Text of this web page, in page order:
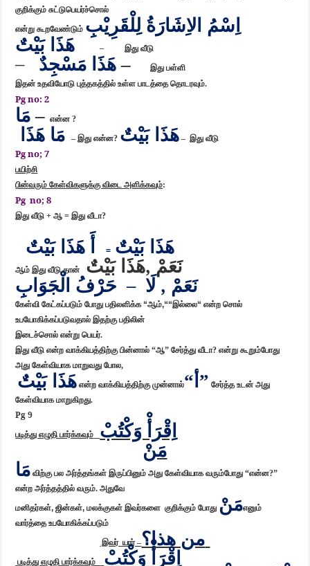
குறிக்கும் சுட்டுபெயர்ச்சொல்
என்று கூறவேண்டும் اِسْمُ الاِشَارَةُ لِلْقَرِيْبِ
هَذَا بَيْتٌ – இது வீடு
– هَذَا مَسْجِدٌ –இது பள்ளி
இதன் உதவியோடு புத்தகத்தில் உள்ள பாடத்தை தொடரவும்.
Pgno: 2
مَا –என்ன ?
مَا هَذَا – இது என்ன? هَذَا بَيْتٌ – இது வீடு
Pg no; 7
பயிற்சி
பின்வரும் கேள்விகளுக்கு விடை அளிக்கவும்:
Pg no; 8
இது வீடு + ஆ = இது வீடா?
أَ هَذَا بَيْتٌ = هَذَا بَيْتٌ
ஆம் இது வீடு தான் نَعَمْ ,هَذَا بَيْتٌ
نَعَمْ , لَا – حَرْفُ الْجَوَابِ
கேள்வி கேட்கப்படும் போது பதிலளிக்க “ஆம்“,“இல்லை“ என்ற சொல்
உபயோகிக்கப்படுவதால் இதற்கு பதிலின்
இடைச்சொல் என்று பெயர்.
இது வீடு என்ற வாக்கியத்திற்கு பின்னால் “ஆ” சேர்த்து வீடா? என்று கூறும்போது
அது கேள்வியாக மாறுவது போல,
هَذَا بَيْتٌ என்ற வாக்கியத்திற்கு முன்னால்“أ” சேர்த்த உடன் அது
கேள்வியாக மாறுகிறது.
Pg 9
படித்து எழுதி பார்க்கவும் اِقْرَأْ وَكْتُبْ
مَنْ
مَا விற்கு பல அர்த்தங்கள் இருப்பினும் அது கேள்வியாக வரும்போது “என்ன?”
என்ற அர்த்தத்தில் வரும். அதுவே
மனிதர்கள், ஜின்கள், மலக்குகள் இவர்களை குறிக்கும் போது مَنْஎனும்
வார்த்தை உபயோகிக்கப்படும்
இவர் யார் –من هذا؟
படித்து எழுதி பார்க்கவும் اِقْرَأْ وَكْتُبْ